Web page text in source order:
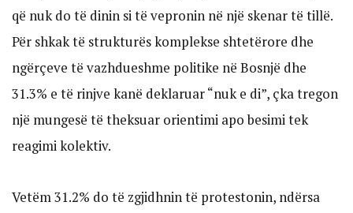
që nuk do të dinin si të vepronin në një skenar të tillë.
Për shkak të strukturës komplekse shtetërore dhe
ngërçeve të vazhdueshme politike në Bosnjë dhe
31.3% e të rinjve kanë deklaruar “nuk e di”, çka tregon
një mungesë të theksuar orientimi apo besimi tek
reagimi kolektiv.
Vetëm 31.2% do të zgjidhnin të protestonin, ndërsa